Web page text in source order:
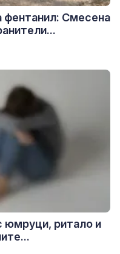
фентанил: Смесена
юмруци, ритало и